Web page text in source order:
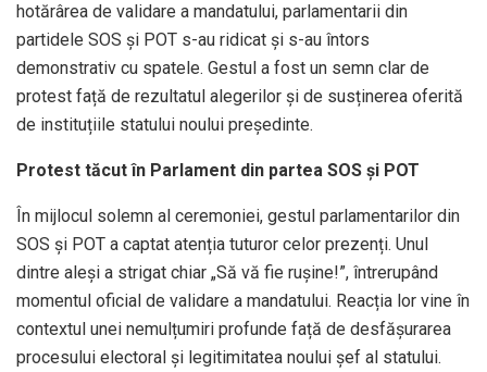
hotărârea de validare a mandatului, parlamentarii din
partidele SOS și POT s-au ridicat și s-au întors
demonstrativ cu spatele. Gestul a fost un semn clar de
protest față de rezultatul alegerilor și de susținerea oferită
de instituțiile statului noului președinte.
Protest tăcut în Parlament din partea SOS și POT
În mijlocul solemn al ceremoniei, gestul parlamentarilor din
SOS și POT a captat atenția tuturor celor prezenți. Unul
dintre aleși a strigat chiar „Să vă fie rușine!”, întrerupând
momentul oficial de validare a mandatului. Reacția lor vine în
contextul unei nemulțumiri profunde față de desfășurarea
procesului electoral și legitimitatea noului șef al statului.